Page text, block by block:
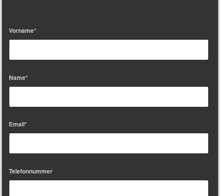
Vorname*
Name*
Email*
Telefonnummer